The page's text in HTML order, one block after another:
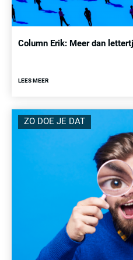
Column Erik: Meer dan
LEES MEER
ZO DOE JE DAT